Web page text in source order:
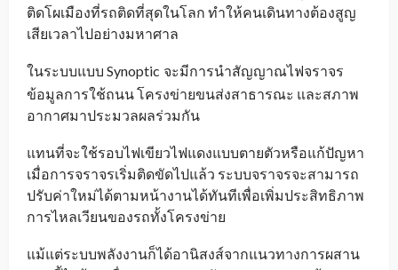
ติดโผเมืองที่รถติดที่สุดในโลก ทำให้คนเดินทางต้องสูญ
เสียเวลาไปอย่างมหาศาล
ในระบบแบบ Synoptic จะมีการนำสัญญาณไฟจราจร
ข้อมูลการใช้ถนน โครงข่ายขนส่งสาธารณะ และสภาพ
อากาศมาประมวลผลร่วมกัน
แทนที่จะใช้รอบไฟเขียวไฟแดงแบบตายตัวหรือแก้ปัญหา
เมื่อการจราจรเริ่มติดขัดไปแล้ว ระบบจราจรจะสามารถ
ปรับค่าใหม่ได้ตามหน้างานได้ทันทีเพื่อเพิ่มประสิทธิภาพ
การไหลเวียนของรถทั้งโครงข่าย
แม้แต่ระบบพลังงานก็ได้อานิสงส์จากแนวทางการผสาน